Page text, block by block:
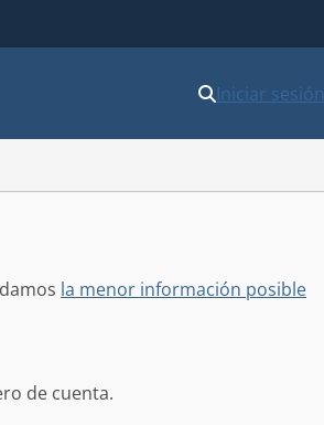
Iniciar sesión
la menor información posible
de cuenta.